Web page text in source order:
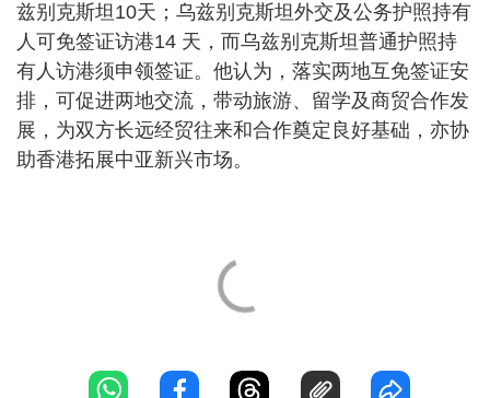
兹别克斯坦10天；乌兹别克斯坦外交及公务护照持有
人可免签证访港14 天，而乌兹别克斯坦普通护照持
有人访港须申领签证。他认为，落实两地互免签证安
排，可促进两地交流，带动旅游、留学及商贸合作发
展，为双方长远经贸往来和合作奠定良好基础，亦协
助香港拓展中亚新兴市场。